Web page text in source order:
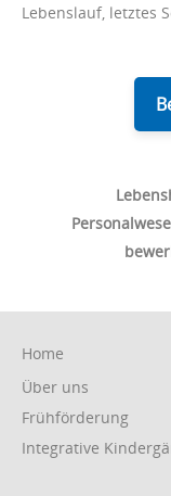
Lebenslauf, letztes
überspringen
Home
Über uns
Frühförderung
Integrative